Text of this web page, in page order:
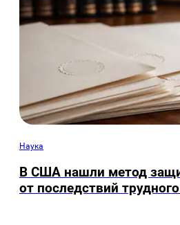
Наука
В США нашли метод
от последствий